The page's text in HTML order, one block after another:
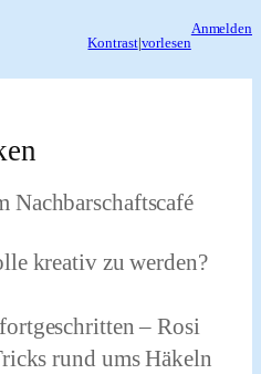
Kontrast| vorlesen
Anmelden
kreativ zu werden?
– Rosi
rund ums Häkeln